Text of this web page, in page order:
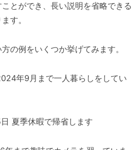
とができ、長い説明を省略できる
す。
の例をいくつか挙げてみます。
年9月まで一人暮らしをしてい
夏季休暇で帰省します